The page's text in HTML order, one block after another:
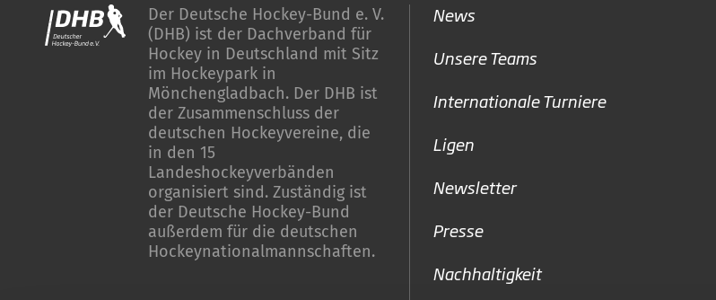
Der Deutsche Hockey-Bund e. V.
(DHB) ist der Dachverband für
Hockey in Deutschland mit Sitz
im Hockeypark in
Mönchengladbach. Der DHB ist
der Zusammenschluss der
deutschen Hockeyvereine, die
in den 15
Landeshockeyverbänden
organisiert sind. Zuständig ist
der Deutsche Hockey-Bund
außerdem für die deutschen
Hockeynationalmannschaften.
News
Unsere Teams
Internationale Turniere
Ligen
Newsletter
Presse
Nachhaltigkeit